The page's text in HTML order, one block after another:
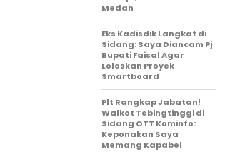
Medan
Eks Kadisdik Langkat di
Sidang: Saya Diancam Pj
Bupati Faisal Agar
Loloskan Proyek
Smartboard
Plt Rangkap Jabatan!
Walkot Tebingtinggi di
Sidang OTT Kominfo:
Keponakan Saya
Memang Kapabel